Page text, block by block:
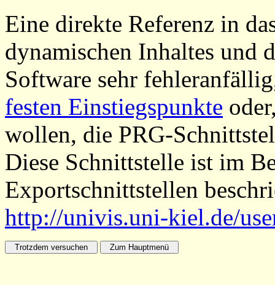
Eine direkte Referenz in
dynamischen Inhaltes und
Software sehr
festen Einstiegspunkte
wollen, die PRG-
Diese Schnittstelle ist im
Exportschnittstellen
http://univis.uni-kiel.de/